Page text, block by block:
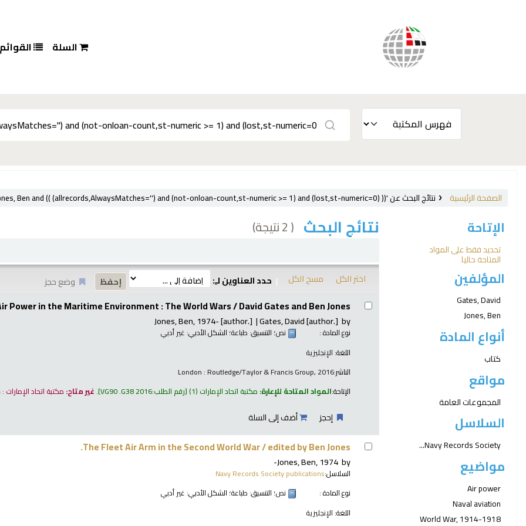
السلة القوائم
الصفحة الرئيسية نتائج البحث عن 'ccl=su:{War} and au:Jones, Ben and (( (allrecords,AlwaysMatches='') and (not-onloan-count,st-numeric >= 1) and (lost,st-numeric=0) ))'
الإتاحة
تحديد فقط على المواد
المتاحة حاليا
المؤلفين
Gates, David
Jones, Ben
أنواع المادة
كتاب
مواقع
المجموعات العامة
السلاسل
Navy Records Society...
مواضيع
Air power
Naval aviation
World War, 1914-1918
نتائج البحث ( 2 نتيجة)
اختر الكل مسح الكل حدد العناوين لـِ: وضع حجز
نتائج Power in the Maritime Environment : The World Wars /David Gates and Ben Jones.
by
Gates, David[author.]
Jones, Ben, 1974-[author.]
نوع المادة : نص؛ التنسيق: طباعة؛ الشكل الأدبي: غير أدبي
اللغة: الإنجليزية
الناشر:London : Routledge/Taylor & Francis Group, 2016
الإتاحة:المواد المتاحة للإعارة: مكتبة اتحاد الإمارات (1) رقم الطلب:VG90 .G38 2016
.غير متاح: مكتبة اتحاد
إحجز أضف إلى السلة
The Fleet Air Arm in the Second World War /edited by Ben Jones.
by
Jones, Ben, 1974-
السلاسل:Navy Records Society publications
نوع المادة :
نص؛ التنسيق: طباعة؛ الشكل الأدبي: غير أدبي
اللغة: الإنجليزية